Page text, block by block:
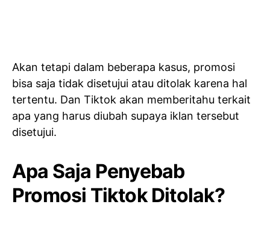
Akan tetapi dalam beberapa kasus, promosi
bisa saja tidak disetujui atau ditolak karena hal
tertentu. Dan Tiktok akan memberitahu terkait
apa yang harus diubah supaya iklan tersebut
disetujui.
Apa Saja Penyebab
Promosi Tiktok Ditolak?